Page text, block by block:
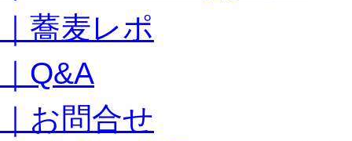
｜蕎麦レポ
｜Q&A
｜お問合せ